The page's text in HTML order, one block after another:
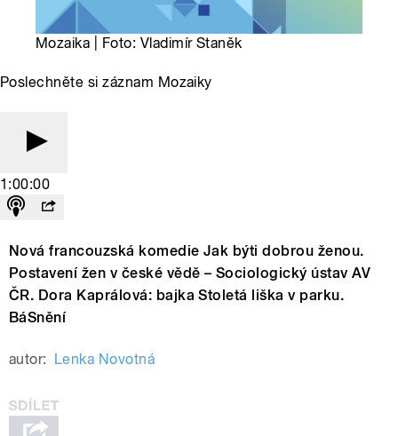
Mozaika | Foto: Vladimír Staněk
Poslechněte si záznam Mozaiky
1:00:00
Nová francouzská komedie Jak býti dobrou ženou.
Postavení žen v české vědě – Sociologický ústav AV
ČR. Dora Kaprálová: bajka Stoletá liška v parku.
BáSnění
autor: Lenka Novotná